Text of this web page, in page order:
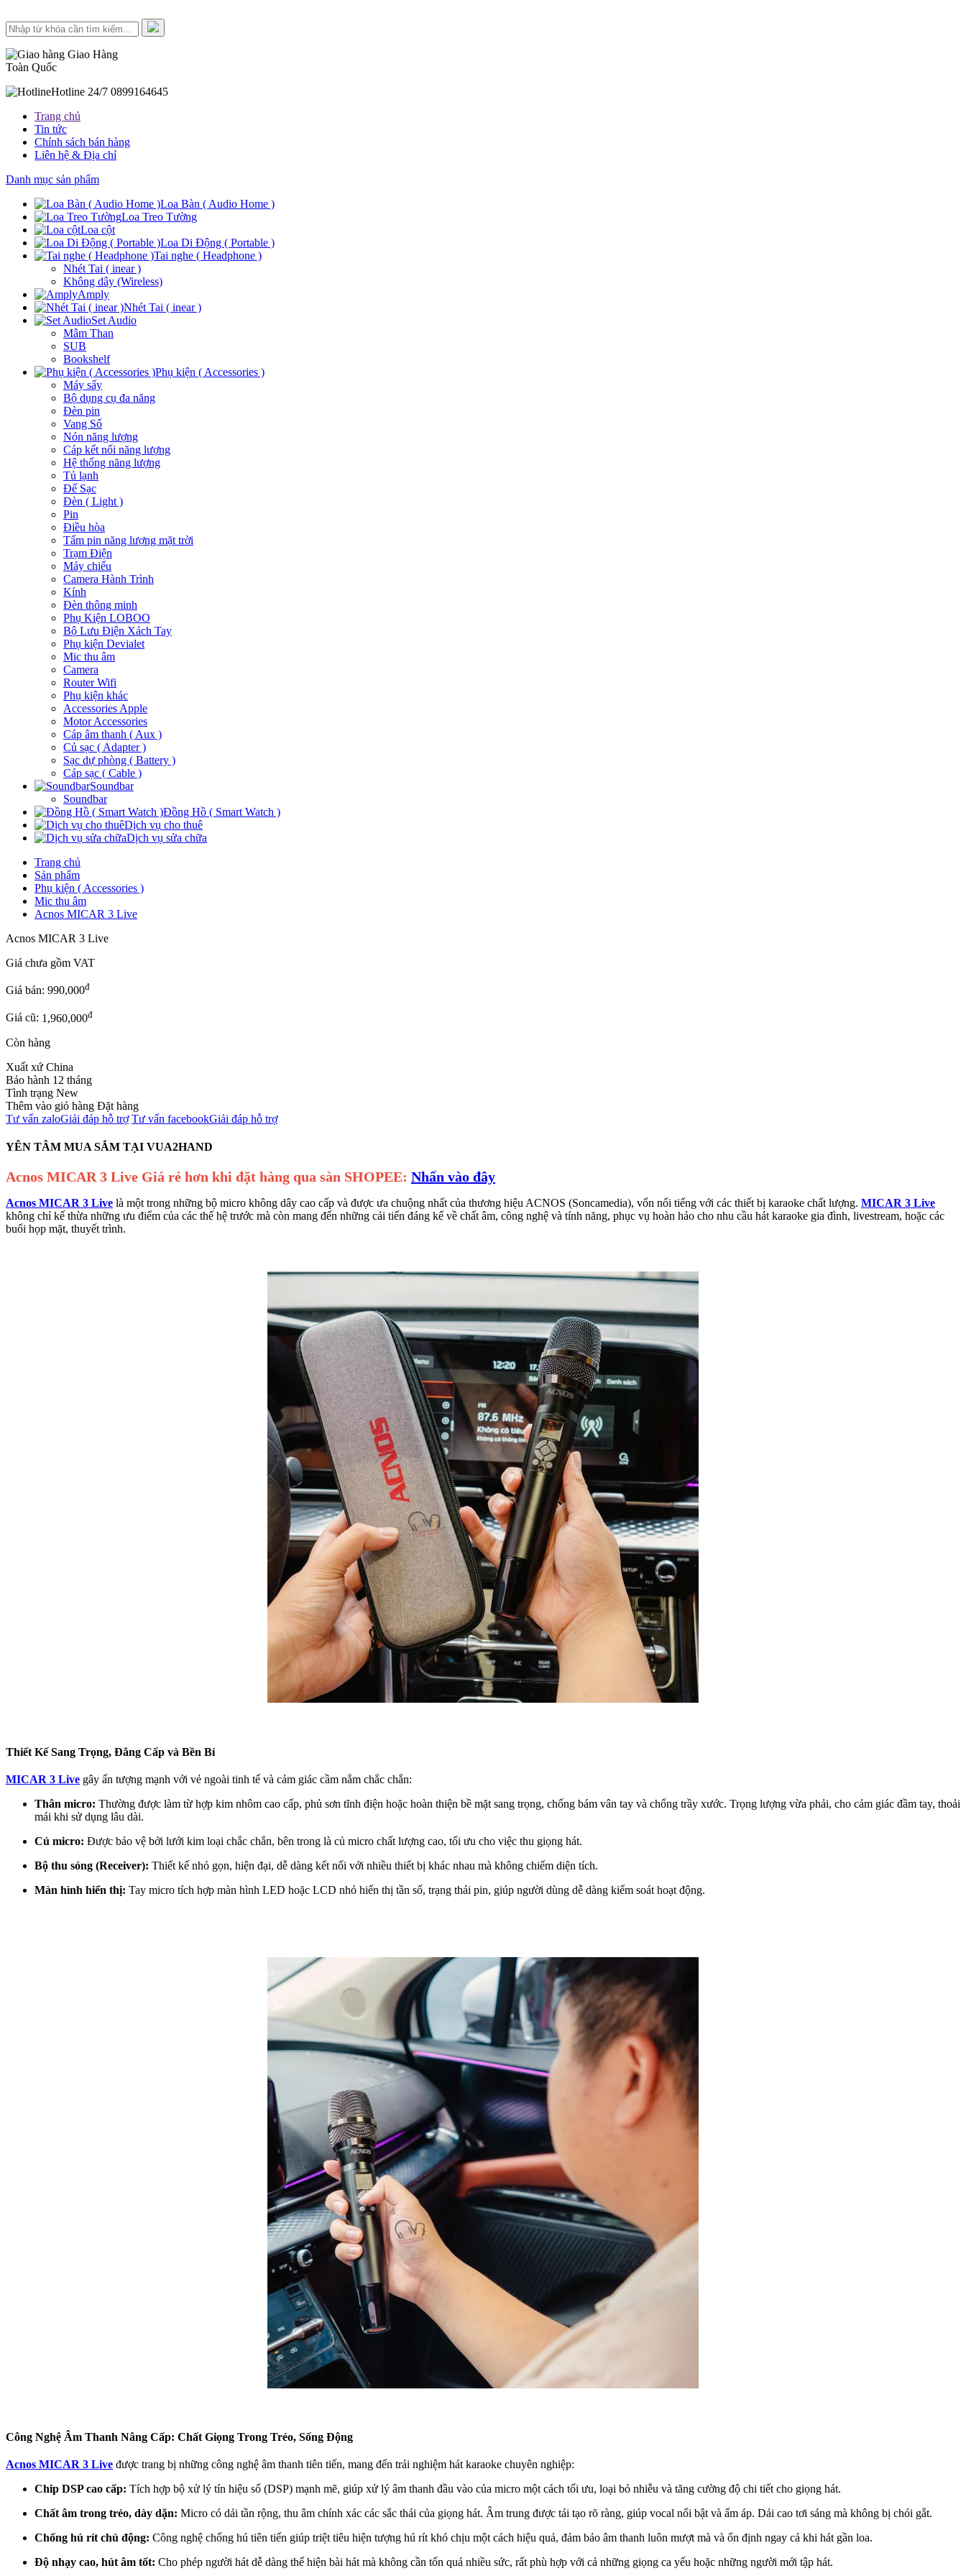
Giao Hàng
Toàn Quốc
Hotline 24/7 0899164645
Trang chủ
Tin tức
Chính sách bán hàng
Liên hệ & Địa chỉ
Danh mục sản phẩm
Loa Bàn ( Audio Home )
Loa Treo Tường
Loa cột
Loa Di Động ( Portable )
Tai nghe ( Headphone )
Nhét Tai ( inear )
Không dây (Wireless)
Amply
Nhét Tai ( inear )
Set Audio
Mâm Than
SUB
Bookshelf
Phụ kiện ( Accessories )
Máy sấy
Bộ dụng cụ đa năng
Đèn pin
Vang Số
Nón năng lượng
Cáp kết nối năng lượng
Hệ thống năng lượng
Tủ lạnh
Đế Sạc
Đèn ( Light )
Pin
Điều hòa
Tấm pin năng lượng mặt trời
Trạm Điện
Máy chiếu
Camera Hành Trình
Kính
Đèn thông minh
Phụ Kiện LOBOO
Bộ Lưu Điện Xách Tay
Phụ kiện Devialet
Mic thu âm
Camera
Router Wifi
Phụ kiện khác
Accessories Apple
Motor Accessories
Cáp âm thanh ( Aux )
Củ sạc ( Adapter )
Sạc dự phòng ( Battery )
Cáp sạc ( Cable )
Soundbar
Soundbar
Đồng Hồ ( Smart Watch )
Dịch vụ cho thuê
Dịch vụ sửa chữa
Trang chủ
Sản phẩm
Phụ kiện ( Accessories )
Mic thu âm
Acnos MICAR 3 Live
Acnos MICAR 3 Live
Giá chưa gồm VAT
Giá bán: 990,000đ
Giá cũ: 1,960,000đ
Còn hàng
Xuất xứ China
Bảo hành 12 tháng
Tình trạng New
Thêm vào giỏ hàng Đặt hàng
Tư vấn zaloGiải đáp hỗ trợ Tư vấn facebookGiải đáp hỗ trợ
YÊN TÂM MUA SẮM TẠI VUA2HAND
Acnos MICAR 3 Live Giá rẻ hơn khi đặt hàng qua sàn SHOPEE: Nhấn vào đây
Acnos MICAR 3 Live là một trong những bộ micro không dây cao cấp và được ưa chuộng nhất của thương hiệu ACNOS (Soncamedia), vốn nổi tiếng với các thiết bị karaoke chất lượng. MICAR 3 Live
không chỉ kế thừa những ưu điểm của các thế hệ trước mà còn mang đến những cải tiến đáng kể về chất âm, công nghệ và tính năng, phục vụ hoàn hảo cho nhu cầu hát karaoke gia đình, livestream, hoặc các
buổi họp mặt, thuyết trình.
Thiết Kế Sang Trọng, Đẳng Cấp và Bền Bỉ
MICAR 3 Live gây ấn tượng mạnh với vẻ ngoài tinh tế và cảm giác cầm nắm chắc chắn:
Thân micro: Thường được làm từ hợp kim nhôm cao cấp, phủ sơn tĩnh điện hoặc hoàn thiện bề mặt sang trọng, chống bám vân tay và chống trầy xước. Trọng lượng vừa phải, cho cảm giác đầm tay, thoải
mái khi sử dụng lâu dài.
Củ micro: Được bảo vệ bởi lưới kim loại chắc chắn, bên trong là củ micro chất lượng cao, tối ưu cho việc thu giọng hát.
Bộ thu sóng (Receiver): Thiết kế nhỏ gọn, hiện đại, dễ dàng kết nối với nhiều thiết bị khác nhau mà không chiếm diện tích.
Màn hình hiển thị: Tay micro tích hợp màn hình LED hoặc LCD nhỏ hiển thị tần số, trạng thái pin, giúp người dùng dễ dàng kiểm soát hoạt động.
Công Nghệ Âm Thanh Nâng Cấp: Chất Giọng Trong Trẻo, Sống Động
Acnos MICAR 3 Live được trang bị những công nghệ âm thanh tiên tiến, mang đến trải nghiệm hát karaoke chuyên nghiệp:
Chip DSP cao cấp: Tích hợp bộ xử lý tín hiệu số (DSP) mạnh mẽ, giúp xử lý âm thanh đầu vào của micro một cách tối ưu, loại bỏ nhiễu và tăng cường độ chi tiết cho giọng hát.
Chất âm trong trẻo, dày dặn: Micro có dải tần rộng, thu âm chính xác các sắc thái của giọng hát. Âm trung được tái tạo rõ ràng, giúp vocal nổi bật và ấm áp. Dải cao tơi sáng mà không bị chói gắt.
Chống hú rít chủ động: Công nghệ chống hú tiên tiến giúp triệt tiêu hiện tượng hú rít khó chịu một cách hiệu quả, đảm bảo âm thanh luôn mượt mà và ổn định ngay cả khi hát gần loa.
Độ nhạy cao, hút âm tốt: Cho phép người hát dễ dàng thể hiện bài hát mà không cần tốn quá nhiều sức, rất phù hợp với cả những giọng ca yếu hoặc những người mới tập hát.